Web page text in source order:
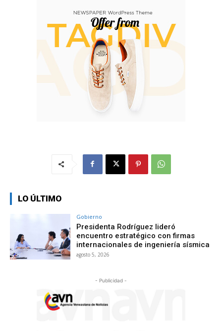
LO ÚLTIMO
Gobierno
Presidenta Rodríguez lideró
encuentro estratégico con firmas
internacionales de ingeniería sísmica
agosto 5, 2026
- Publicidad -